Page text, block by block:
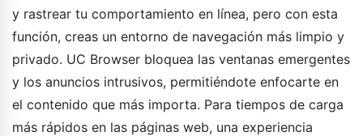
y rastrear tu comportamiento en línea, pero con esta
función, creas un entorno de navegación más limpio y
privado. UC Browser bloquea las ventanas emergentes
y los anuncios intrusivos, permitiéndote enfocarte en
el contenido que más importa. Para tiempos de carga
más rápidos en las páginas web, una experiencia